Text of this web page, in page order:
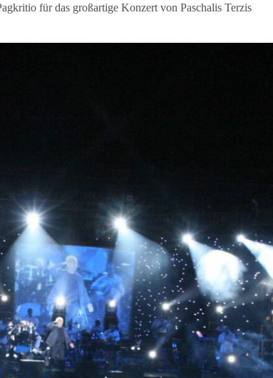
für das großartige Konzert von Paschalis Terzis